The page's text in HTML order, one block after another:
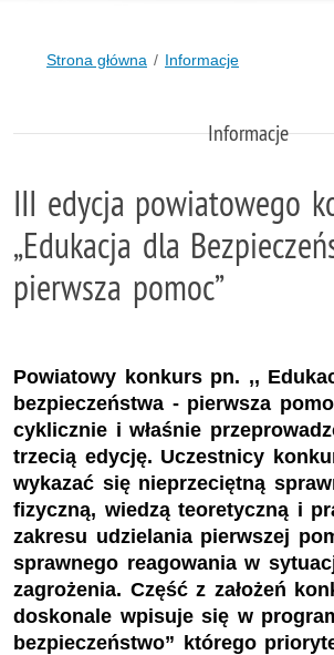
Strona główna Informacje
Informacje
III edycja powiatowego
„Edukacja dla
pierwsza pomoc”
Powiatowy konkurs pn. ,,
bezpieczeństwa - pierwsza
cyklicznie i właśnie
trzecią edycję. Uczestnicy
wykazać się nieprzeciętną
fizyczną, wiedzą teoretyczną i
zakresu udzielania pierwszej
sprawnego reagowania w
zagrożenia. Część z założeń
doskonale wpisuje się w
bezpieczeństwo” którego